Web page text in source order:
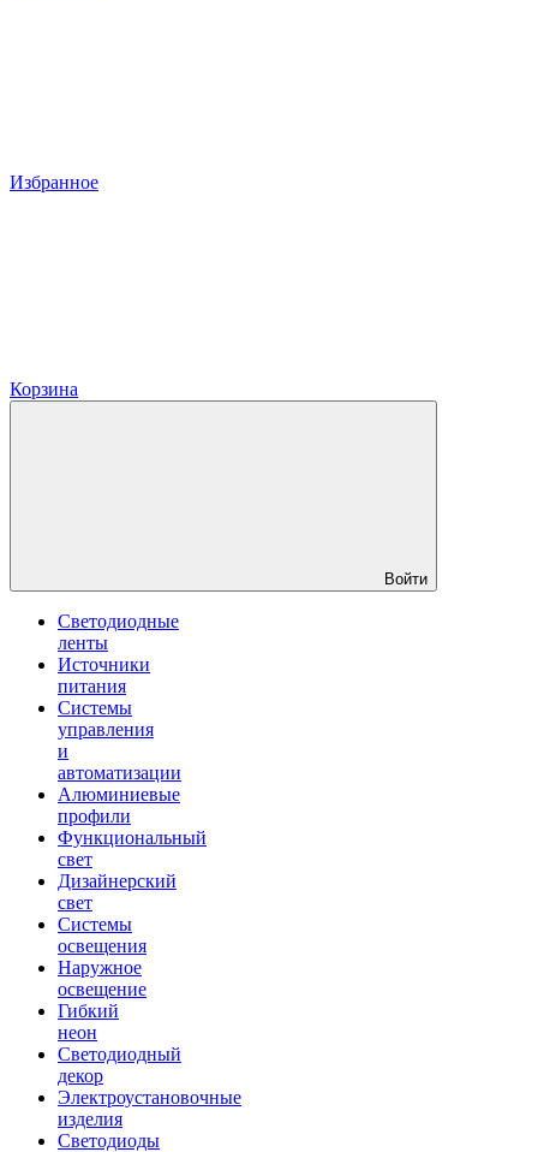
Избранное
Корзина
Войти
Светодиодные
ленты
Источники
питания
Системы
управления
и
автоматизации
Алюминиевые
профили
Функциональный
свет
Дизайнерский
свет
Системы
освещения
Наружное
освещение
Гибкий
неон
Светодиодный
декор
Электроустановочные
изделия
Светодиоды